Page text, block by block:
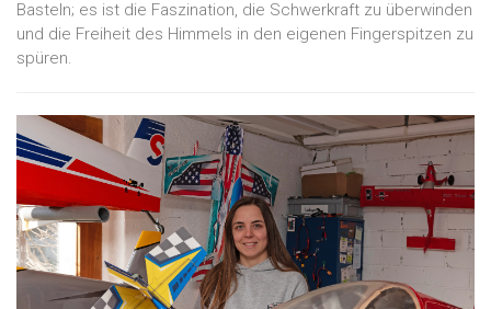
Basteln; es ist die Faszination, die Schwerkraft zu überwinden
und die Freiheit des Himmels in den eigenen Fingerspitzen zu
spüren.